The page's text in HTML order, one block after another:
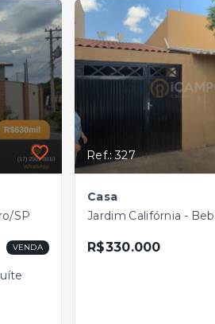
SP
VENDA
Ref.: 327
Casa
Jardim Califórnia -
R$330.000